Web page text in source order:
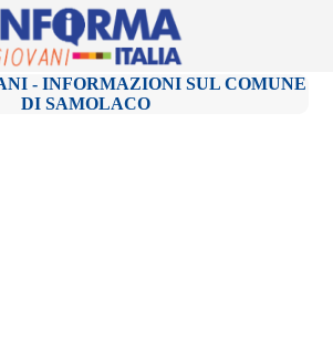
- INFORMAZIONI SUL COMUNE
DI SAMOLACO